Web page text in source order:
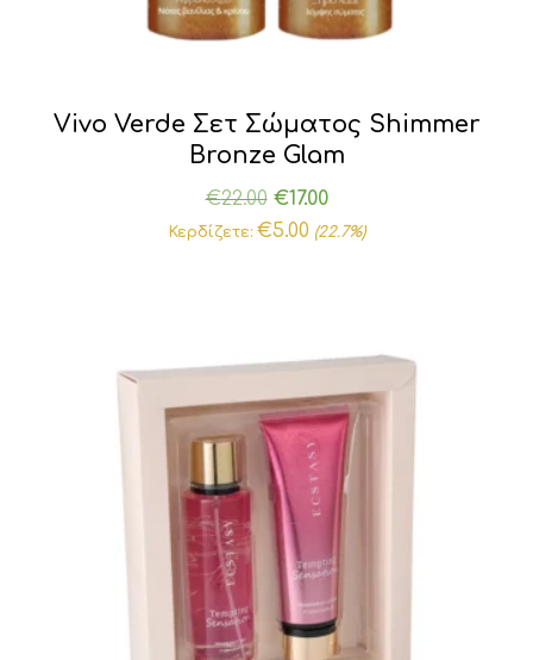
Vivo Verde Σετ Σώματος Shimmer
Bronze Glam
€22.00 Original
price
€17.00Η
τρέχουσα
Κερδίζετε: €5.00 (22.7%)